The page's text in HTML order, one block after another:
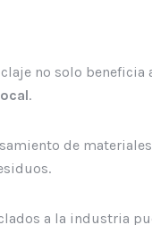
no solo
.
de
a la industria